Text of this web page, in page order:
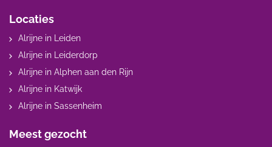
Locaties
Alrijne in Leiden
Alrijne in Leiderdorp
Alrijne in Alphen aan den Rijn
Alrijne in Katwijk
Alrijne in Sassenheim
Meest gezocht